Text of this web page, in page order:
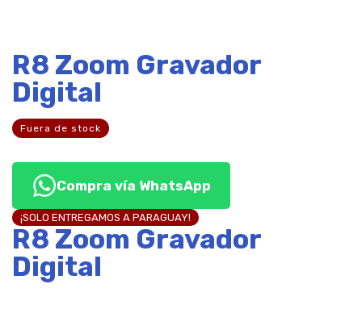
R8 Zoom Gravador
Digital
Fuera de stock
Compra vía WhatsApp
¡SOLO ENTREGAMOS A PARAGUAY!
R8 Zoom Gravador
Digital